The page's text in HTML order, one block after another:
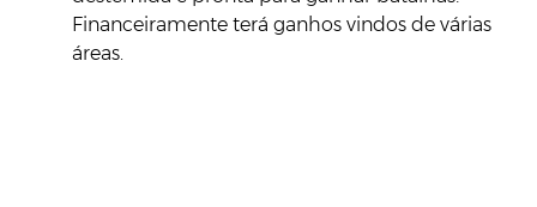
Financeiramente terá ganhos vindos de várias
áreas.